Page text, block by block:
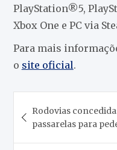
PlayStation®5,
Xbox One e PC via
Para mais
o site oficial.
de
Post
Rodovias
passarelas para